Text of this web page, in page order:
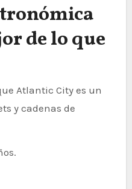
de lo que
Atlantic City es un
y cadenas de